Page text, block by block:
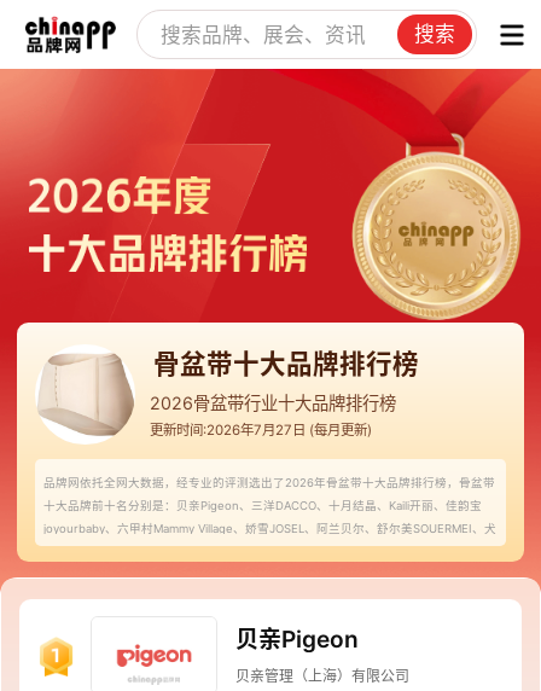
搜索
骨盆带十大品牌排行榜
2026骨盆带行业十大品牌排行榜
更新时间:2026年7月27日 (每月更新)
品牌网依托全网大数据，经专业的评测选出了2026年骨盆带十大品牌排行榜，骨盆带
十大品牌前十名分别是：贝亲Pigeon、三洋DACCO、十月结晶、Kaili开丽、佳韵宝
joyourbaby、六甲村Mammy Village、娇雪JOSEL、阿兰贝尔、舒尔美SOUERMEI、犬
骨盆带十大品牌榜单可供您作为选购参考，您可以多比较，选择自己满意的品牌！
贝亲Pigeon
贝亲管理（上海）有限公司